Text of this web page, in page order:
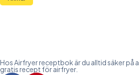
Hos Airfryer receptbok är du alltid säker på
gratis recept för airfryer.